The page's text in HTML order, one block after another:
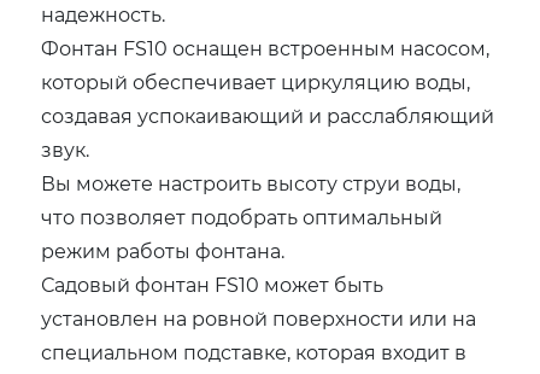
надежность.
Фонтан FS10 оснащен встроенным насосом,
который обеспечивает циркуляцию воды,
создавая успокаивающий и расслабляющий
звук.
Вы можете настроить высоту струи воды,
что позволяет подобрать оптимальный
режим работы фонтана.
Садовый фонтан FS10 может быть
установлен на ровной поверхности или на
специальном подставке, которая входит в